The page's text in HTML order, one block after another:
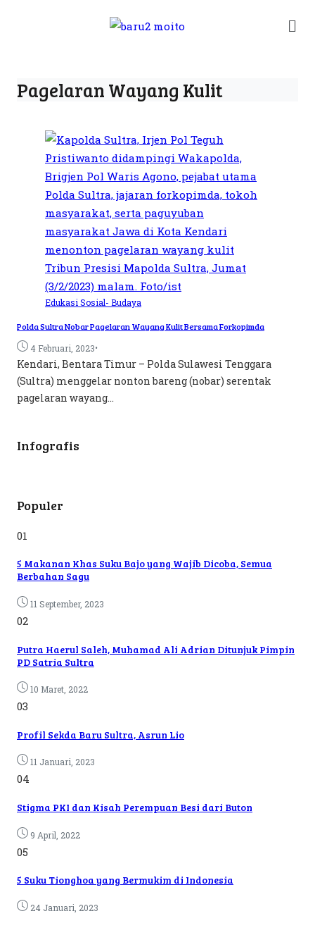
Pagelaran Wayang Kulit
EdukasiSosial- Budaya
Polda Sultra Nobar Pagelaran Wayang Kulit Bersama Forkopimda
4 Februari, 2023•
Kendari, Bentara Timur – Polda Sulawesi Tenggara
(Sultra) menggelar nonton bareng (nobar) serentak
pagelaran wayang...
Infografis
Populer
01
5 Makanan Khas Suku Bajo yang Wajib Dicoba, Semua
Berbahan Sagu
11 September, 2023
02
Putra Haerul Saleh, Muhamad Ali Adrian Ditunjuk Pimpin
PD Satria Sultra
10 Maret, 2022
03
Profil Sekda Baru Sultra, Asrun Lio
11 Januari, 2023
04
Stigma PKI dan Kisah Perempuan Besi dari Buton
9 April, 2022
05
5 Suku Tionghoa yang Bermukim di Indonesia
24 Januari, 2023